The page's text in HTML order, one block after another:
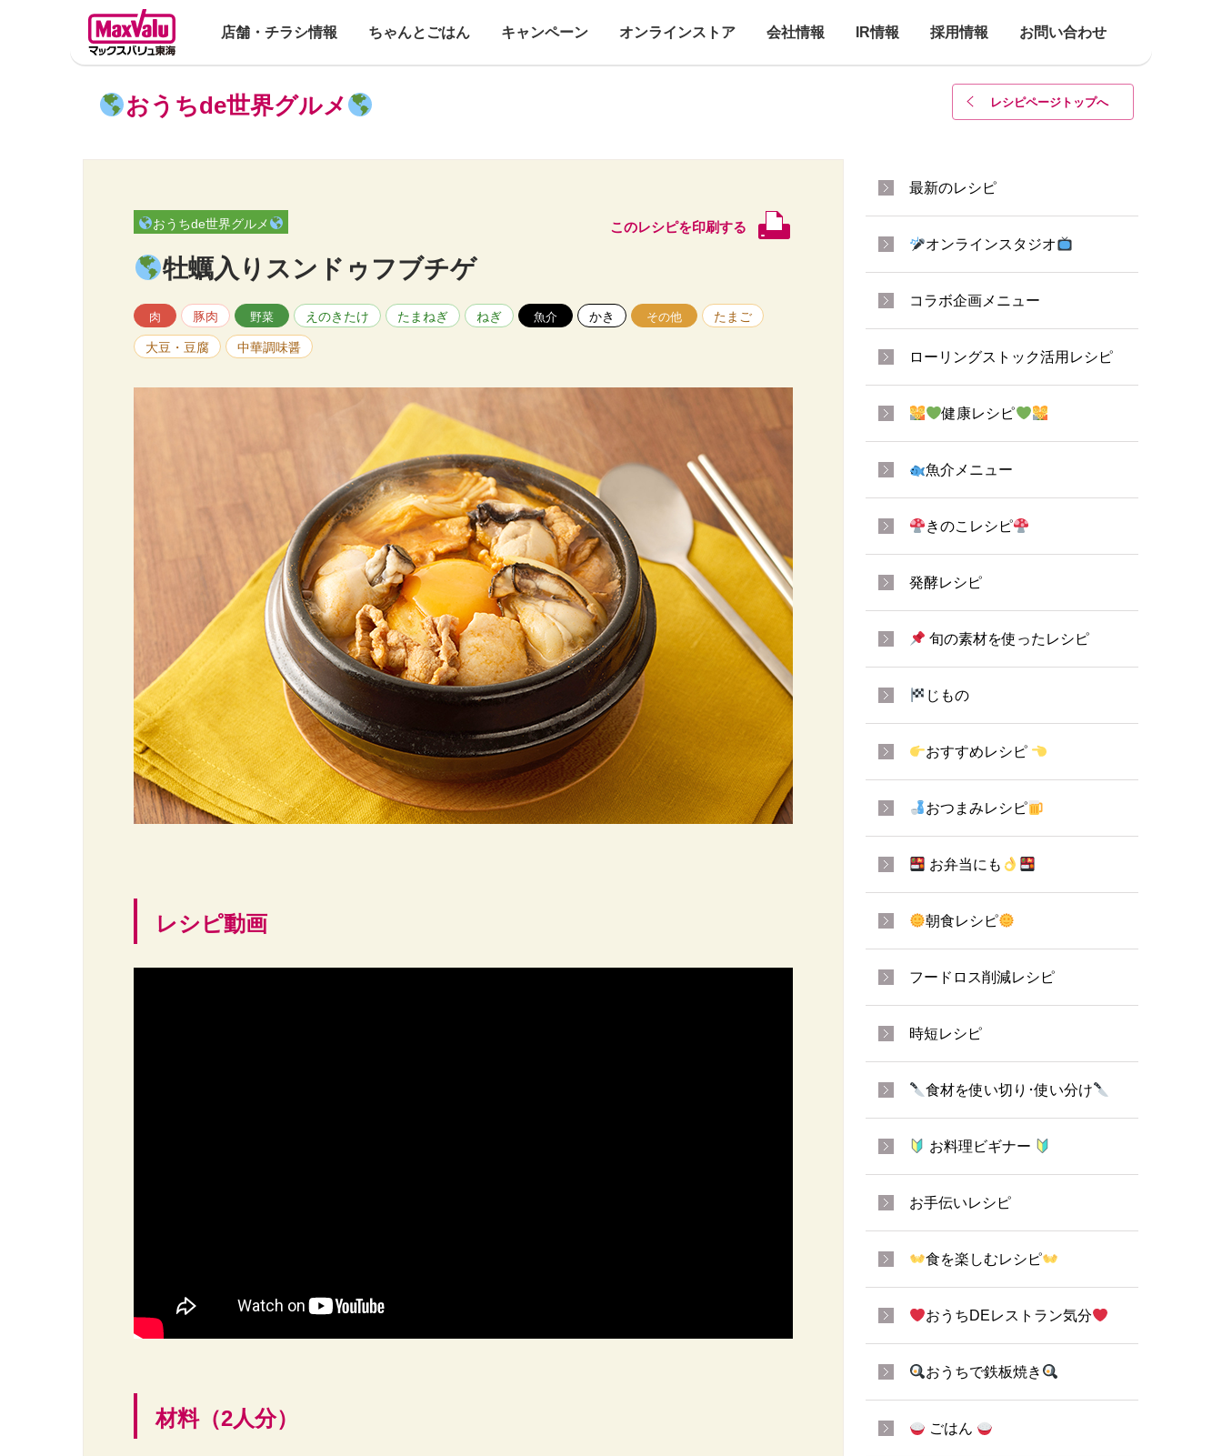
店舗・チラシ情報 ちゃんとごはん キャンペーン オンラインストア 会社情報 IR情報 採用情報 お問い合わせ
レシピページトップへ
おうちde世界グルメ
おうちde世界グルメ このレシピを印刷する
牡蠣入りスンドゥフブチゲ
肉 豚肉 野菜 えのきたけ たまねぎ ねぎ 魚介 かき その他 たまご
大豆・豆腐 中華調味醤
レシピ動画
材料（2人分）
最新のレシピ
オンラインスタジオ
コラボ企画メニュー
ローリングストック活用レシピ
健康レシピ
魚介メニュー
きのこレシピ
発酵レシピ
旬の素材を使ったレシピ
じもの
おすすめレシピ
おつまみレシピ
お弁当にも
朝食レシピ
フードロス削減レシピ
時短レシピ
食材を使い切り･使い分け
お料理ビギナー
お手伝いレシピ
食を楽しむレシピ
おうちDEレストラン気分
おうちで鉄板焼き
ごはん